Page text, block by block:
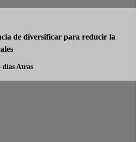
de diversificar para reducir la
días Atras